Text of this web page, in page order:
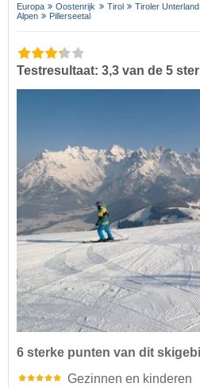
Europa Oostenrijk Tirol Tiroler Unterland
Alpen
Pillerseetal
Testresultaat: 3,3 van de 5
6 sterke punten van dit
Gezinnen en kinderen